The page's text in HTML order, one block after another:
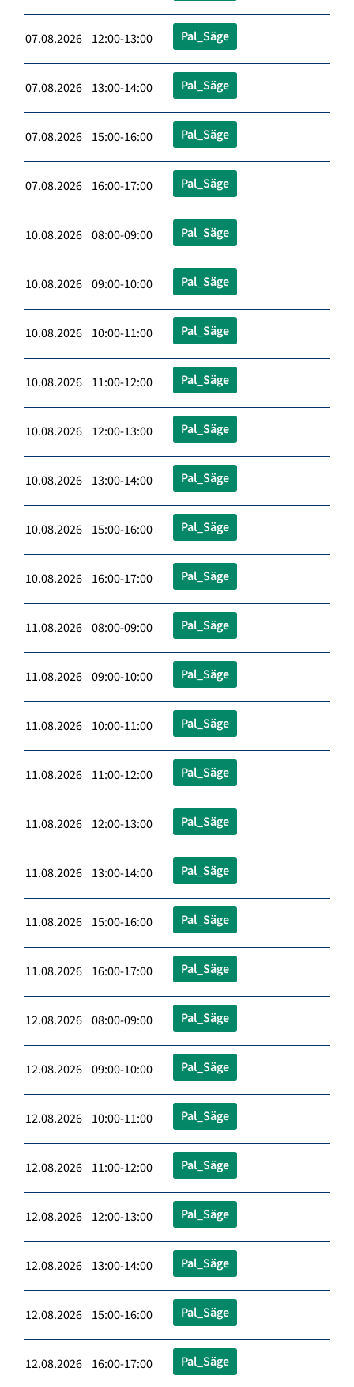
07.08.2026 12:00-13:00 Pal_Säge
07.08.2026 13:00-14:00 Pal_Säge
07.08.2026 15:00-16:00 Pal_Säge
07.08.2026 16:00-17:00 Pal_Säge
10.08.2026 08:00-09:00 Pal_Säge
10.08.2026 09:00-10:00 Pal_Säge
10.08.2026 10:00-11:00 Pal_Säge
10.08.2026 11:00-12:00 Pal_Säge
10.08.2026 12:00-13:00 Pal_Säge
10.08.2026 13:00-14:00 Pal_Säge
10.08.2026 15:00-16:00 Pal_Säge
10.08.2026 16:00-17:00 Pal_Säge
11.08.2026 08:00-09:00 Pal_Säge
11.08.2026 09:00-10:00 Pal_Säge
11.08.2026 10:00-11:00 Pal_Säge
11.08.2026 11:00-12:00 Pal_Säge
11.08.2026 12:00-13:00 Pal_Säge
11.08.2026 13:00-14:00 Pal_Säge
11.08.2026 15:00-16:00 Pal_Säge
11.08.2026 16:00-17:00 Pal_Säge
12.08.2026 08:00-09:00 Pal_Säge
12.08.2026 09:00-10:00 Pal_Säge
12.08.2026 10:00-11:00 Pal_Säge
12.08.2026 11:00-12:00 Pal_Säge
12.08.2026 12:00-13:00 Pal_Säge
12.08.2026 13:00-14:00 Pal_Säge
12.08.2026 15:00-16:00 Pal_Säge
12.08.2026 16:00-17:00 Pal_Säge